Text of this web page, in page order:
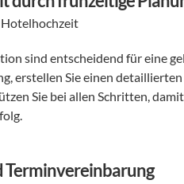
sind entscheidend für eine
erstellen Sie einen
Sie bei allen Schritten,
Terminvereinbarung